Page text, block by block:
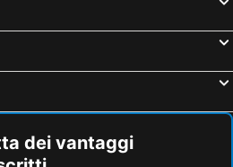
dei vantaggi